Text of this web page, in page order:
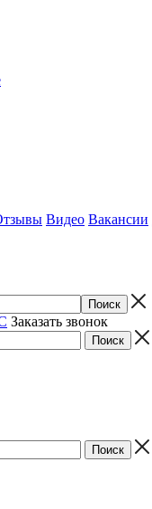
Видео Вакансии
Заказать звонок